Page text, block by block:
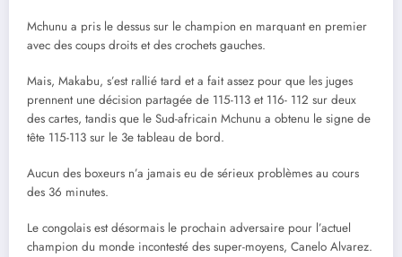
Mchunu a pris le dessus sur le champion en marquant en premier
avec des coups droits et des crochets gauches.
Mais, Makabu, s’est rallié tard et a fait assez pour que les juges
prennent une décision partagée de 115-113 et 116- 112 sur deux
des cartes, tandis que le Sud-africain Mchunu a obtenu le signe de
tête 115-113 sur le 3e tableau de bord.
Aucun des boxeurs n’a jamais eu de sérieux problèmes au cours
des 36 minutes.
Le congolais est désormais le prochain adversaire pour l’actuel
champion du monde incontesté des super-moyens, Canelo Alvarez.